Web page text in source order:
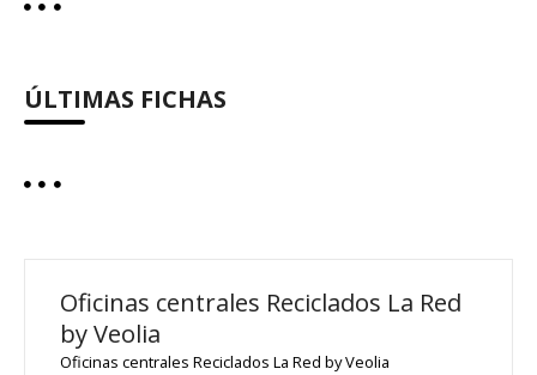
ÚLTIMAS FICHAS
Oficinas centrales Reciclados La Red
by Veolia
Oficinas centrales Reciclados La Red by Veolia